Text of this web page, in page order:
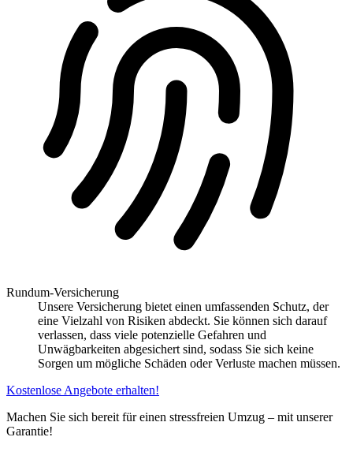
Rundum-Versicherung
Unsere Versicherung bietet einen umfassenden Schutz, der
eine Vielzahl von Risiken abdeckt. Sie können sich darauf
verlassen, dass viele potenzielle Gefahren und
Unwägbarkeiten abgesichert sind, sodass Sie sich keine
Sorgen um mögliche Schäden oder Verluste machen müssen.
Kostenlose Angebote erhalten!
Machen Sie sich bereit für einen stressfreien Umzug – mit unserer
Garantie!